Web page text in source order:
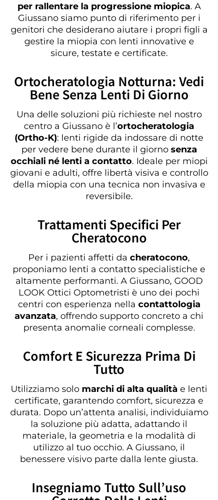
per rallentare la progressione miopica. A
Giussano siamo punto di riferimento per i
genitori che desiderano aiutare i propri figli a
gestire la miopia con lenti innovative e
sicure, testate e certificate.
Ortocheratologia Notturna: Vedi
Bene Senza Lenti Di Giorno
Una delle soluzioni più richieste nel nostro
centro a Giussano è l’ortocheratologia
(Ortho-K): lenti rigide da indossare di notte
per vedere bene durante il giorno senza
occhiali né lenti a contatto. Ideale per miopi
giovani e adulti, offre libertà visiva e controllo
della miopia con una tecnica non invasiva e
reversibile.
Trattamenti Specifici Per
Cheratocono
Per i pazienti affetti da cheratocono,
proponiamo lenti a contatto specialistiche e
altamente performanti. A Giussano, GOOD
LOOK Ottici Optometristi è uno dei pochi
centri con esperienza nella contattologia
avanzata, offrendo supporto concreto a chi
presenta anomalie corneali complesse.
Comfort E Sicurezza Prima Di
Tutto
Utilizziamo solo marchi di alta qualità e lenti
certificate, garantendo comfort, sicurezza e
durata. Dopo un’attenta analisi, individuiamo
la soluzione più adatta, adattando il
materiale, la geometria e la modalità di
utilizzo al tuo occhio. A Giussano, il
benessere visivo parte dalla lente giusta.
Insegniamo Tutto Sull’uso